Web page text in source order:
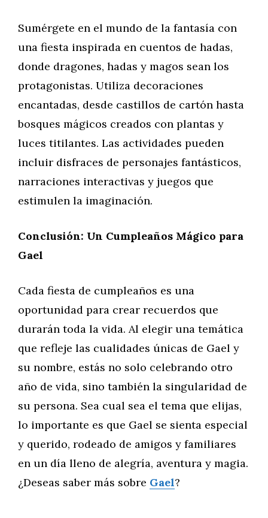
Sumérgete en el mundo de la fantasía con
una fiesta inspirada en cuentos de hadas,
donde dragones, hadas y magos sean los
protagonistas. Utiliza decoraciones
encantadas, desde castillos de cartón hasta
bosques mágicos creados con plantas y
luces titilantes. Las actividades pueden
incluir disfraces de personajes fantásticos,
narraciones interactivas y juegos que
estimulen la imaginación.
Conclusión: Un Cumpleaños Mágico para
Gael
Cada fiesta de cumpleaños es una
oportunidad para crear recuerdos que
durarán toda la vida. Al elegir una temática
que refleje las cualidades únicas de Gael y
su nombre, estás no solo celebrando otro
año de vida, sino también la singularidad de
su persona. Sea cual sea el tema que elijas,
lo importante es que Gael se sienta especial
y querido, rodeado de amigos y familiares
en un día lleno de alegría, aventura y magia.
¿Deseas saber más sobre Gael?